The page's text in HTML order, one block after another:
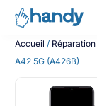
Accueil / Réparation
A42 5G (A426B)